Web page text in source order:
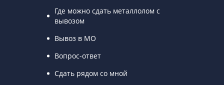
Где можно сдать металлолом с
вывозом
Вывоз в МО
Вопрос-ответ
Сдать рядом со мной